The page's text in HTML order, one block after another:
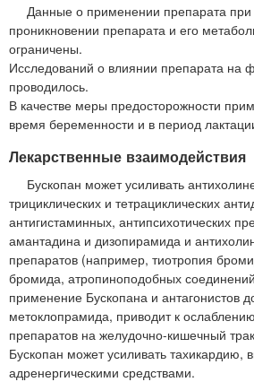
Данные о применении препарата
проникновении препарата и его
ограничены.
Исследований о влиянии препарата на
проводилось.
В качестве меры предосторожности
время беременности и в период
Лекарственные взаимодействия
Бускопан может усиливать
трициклических и тетрациклических
антигистаминных, антипсихотических
амантадина и дизопирамида и
препаратов (например, тиотропия
бромида, атропиноподобных
применение Бускопана и антагонистов
метоклопрамида, приводит к
препаратов на желудочно-кишечный
Бускопан может усиливать тахикардию,
адренергическими средствами.